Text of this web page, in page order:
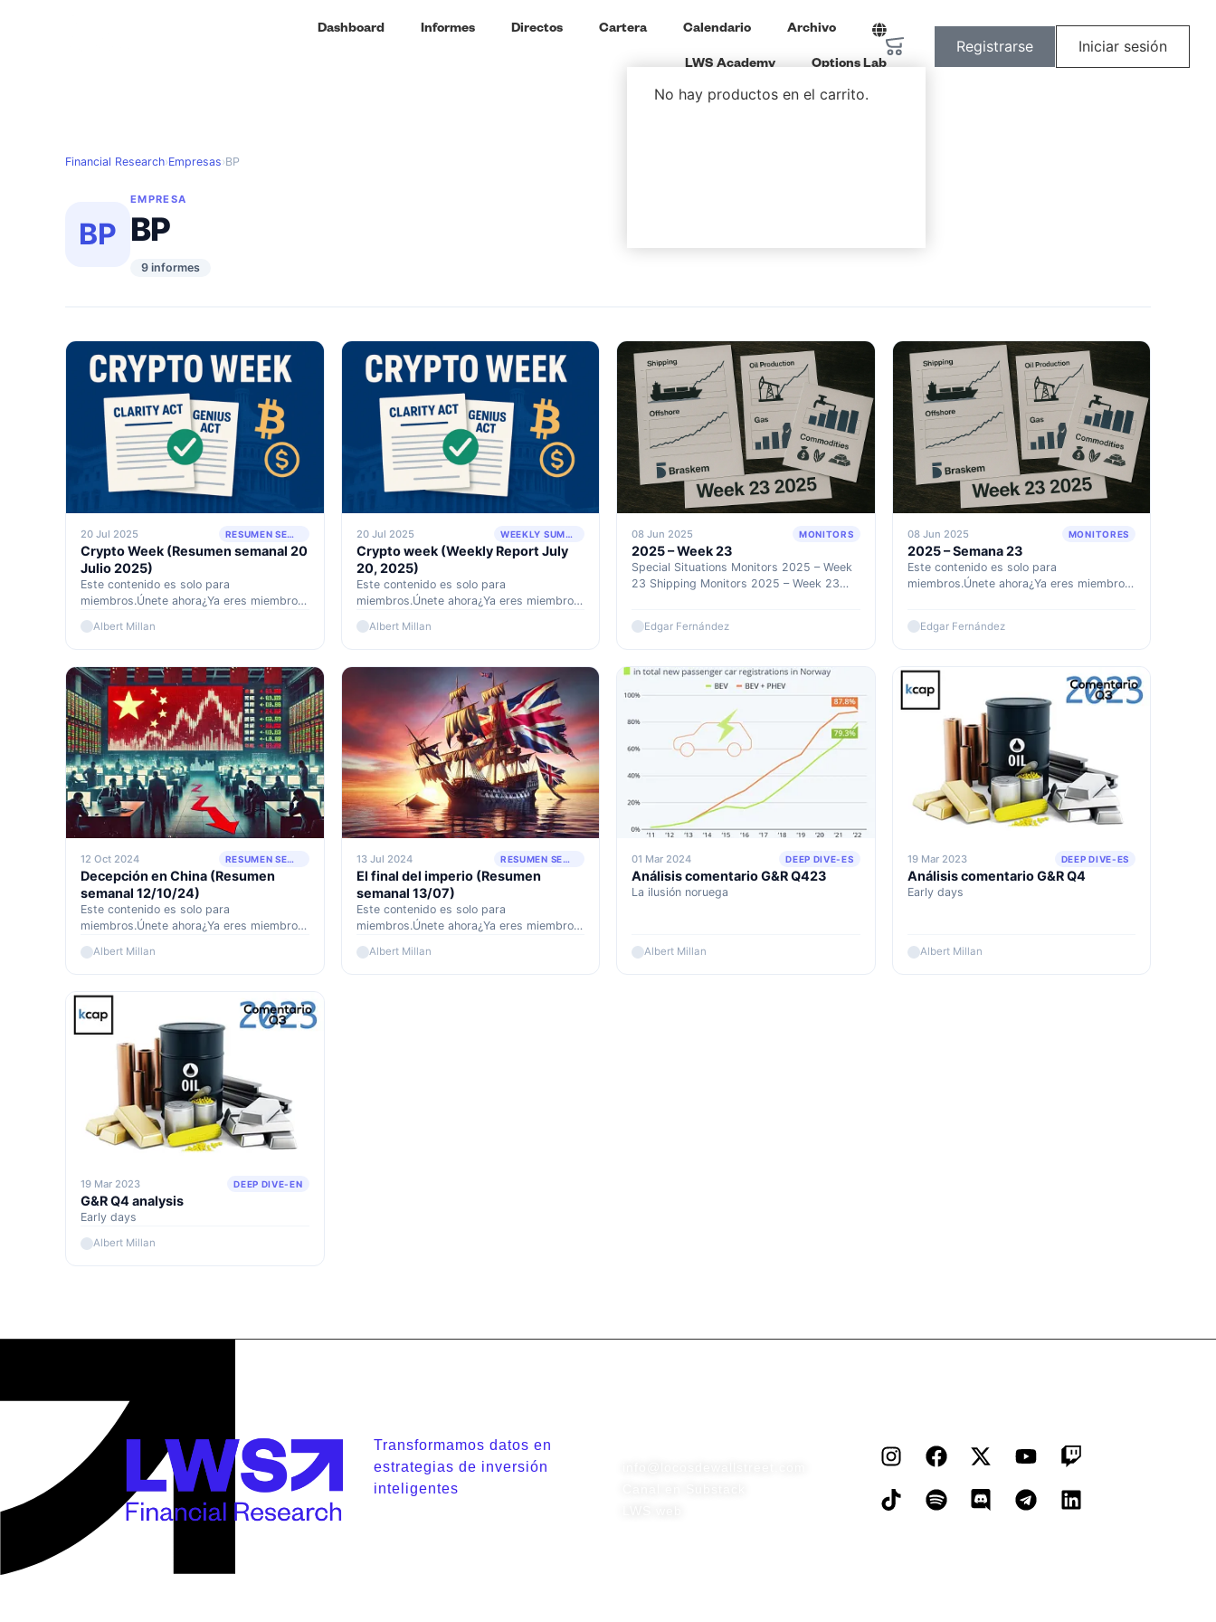
Iniciar sesión
Registrarse
No hay productos en el carrito.
Dashboard Informes Directos Cartera Calendario Archivo
LWS Academy Options Lab
Financial Research›Empresas›BP
BP
EMPRESA
BP
9 informes
20 Jul 2025 RESUMEN SEMANAL
Crypto Week (Resumen semanal 20
Julio 2025)
Este contenido es solo para
miembros.Únete ahora¿Ya eres miembro?
Albert Millan
20 Jul 2025 WEEKLY SUMMARY
Crypto week (Weekly Report July
20, 2025)
Este contenido es solo para
miembros.Únete ahora¿Ya eres miembro?
Albert Millan
08 Jun 2025 MONITORS
2025 – Week 23
Special Situations Monitors 2025 – Week
23 Shipping Monitors 2025 – Week 23
been found and rates in the Middle East
270,000 mt Middle East Gulf to China trip
[…]
Edgar Fernández
08 Jun 2025 MONITORES
2025 – Semana 23
Este contenido es solo para
miembros.Únete ahora¿Ya eres miembro?
Edgar Fernández
12 Oct 2024 RESUMEN SEMANAL
Decepción en China (Resumen
semanal 12/10/24)
Este contenido es solo para
miembros.Únete ahora¿Ya eres miembro?
Albert Millan
13 Jul 2024 RESUMEN SEMANAL
El final del imperio (Resumen
semanal 13/07)
Este contenido es solo para
miembros.Únete ahora¿Ya eres miembro?
Albert Millan
01 Mar 2024 DEEP DIVE-ES
Análisis comentario G&R Q423
La ilusión noruega
Albert Millan
19 Mar 2023 DEEP DIVE-ES
Análisis comentario G&R Q4
Early days
Albert Millan
19 Mar 2023 DEEP DIVE-EN
G&R Q4 analysis
Early days
Albert Millan
Transformamos datos en
estrategias de inversión
inteligentes